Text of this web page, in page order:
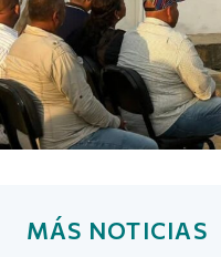
MÁS NOTICIAS